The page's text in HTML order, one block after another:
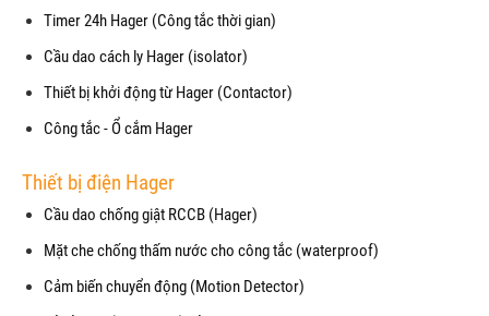
Timer 24h Hager (Công tắc thời gian)
Cầu dao cách ly Hager (isolator)
Thiết bị khởi động từ Hager (Contactor)
Công tắc - Ổ cắm Hager
Thiết bị điện Hager
Cầu dao chống giật RCCB (Hager)
Mặt che chống thấm nước cho công tắc (waterproof)
Cảm biến chuyển động (Motion Detector)